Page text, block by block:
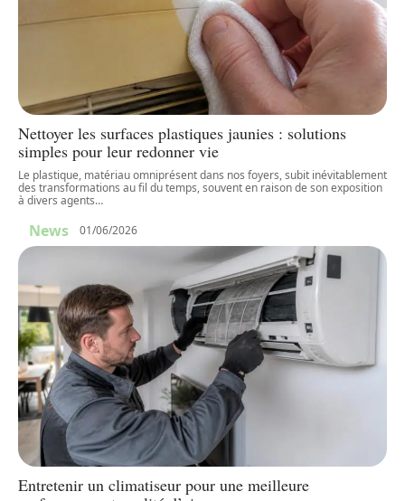
Nettoyer les surfaces plastiques jaunies : solutions
simples pour leur redonner vie
Le plastique, matériau omniprésent dans nos foyers, subit inévitablement
des transformations au fil du temps, souvent en raison de son exposition
à divers agents…
News 01/06/2026
Entretenir un climatiseur pour une meilleure